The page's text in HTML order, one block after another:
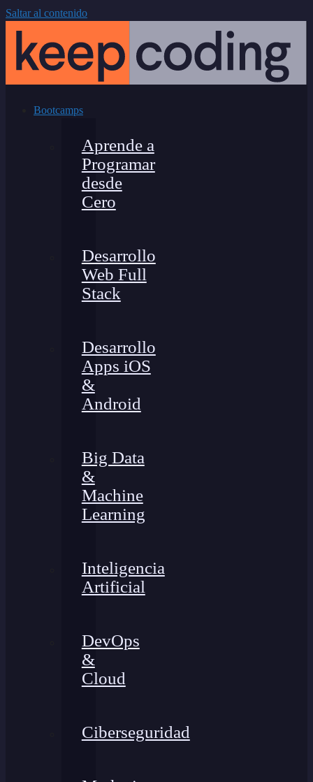
Saltar al contenido
Bootcamps
Aprende a
Programar
desde
Cero
Desarrollo
Web Full
Stack
Desarrollo
Apps iOS
&
Android
Big Data
&
Machine
Learning
Inteligencia
Artificial
DevOps
&
Cloud
Ciberseguridad